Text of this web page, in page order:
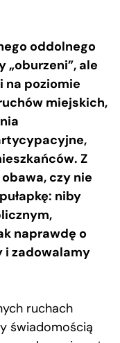
oddolnego
ale
na poziomie
miejskich,
Z
czy nie
niby
naprawdę o
i zadowalamy
ruchach
świadomością